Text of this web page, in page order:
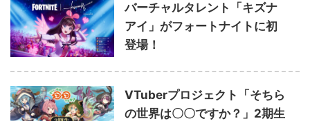
バーチャルタレント「キズナ
アイ」がフォートナイトに初
登場！
VTuberプロジェクト「そちら
の世界は〇〇ですか？」2期生